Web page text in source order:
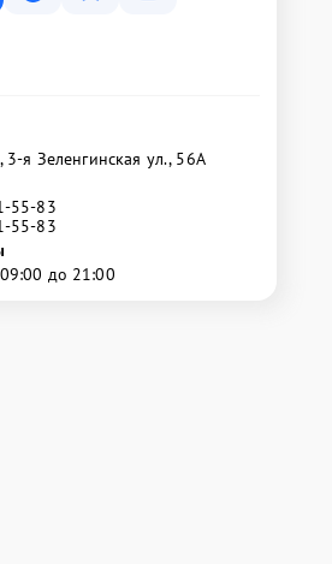
3-я Зеленгинская ул., 56А
55-83
55-83
до 21:00